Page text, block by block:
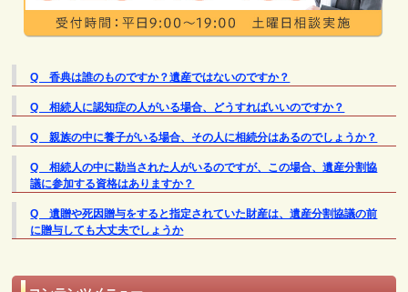
Q 香典は誰のものですか？遺産ではないのですか？
Q 相続人に認知症の人がいる場合、どうすればいいのですか？
Q 親族の中に養子がいる場合、その人に相続分はあるのでしょうか？
Q 相続人の中に勘当された人がいるのですが、この場合、遺産分割協
議に参加する資格はありますか？
Q 遺贈や死因贈与をすると指定されていた財産は、遺産分割協議の前
に贈与しても大丈夫でしょうか